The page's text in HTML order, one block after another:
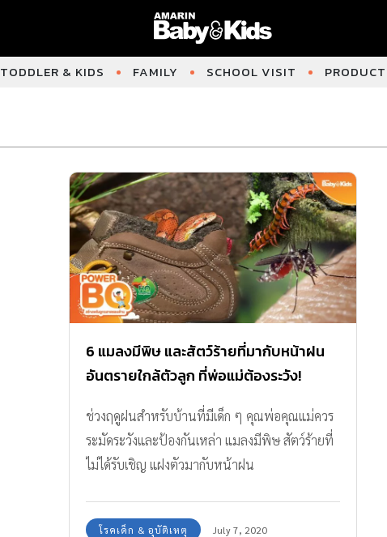
TODDLER & KIDS FAMILY SCHOOL VISIT
6 แมลงมีพิษ และสัตว์ร้ายที่มากับหน้าฝน
อันตรายใกล้ตัวลูก ที่พ่อแม่ต้องระวัง!
ช่วงฤดูฝนสำหรับบ้านที่มีเด็ก ๆ คุณพ่อคุณแม่ควร
ระมัดระวังและป้องกันเหล่า แมลงมีพิษ สัตว์ร้ายที่
ไม่ได้รับเชิญ แฝงตัวมากับหน้าฝน
โรคเด็ก & อุบัติเหตุ July 7, 2020